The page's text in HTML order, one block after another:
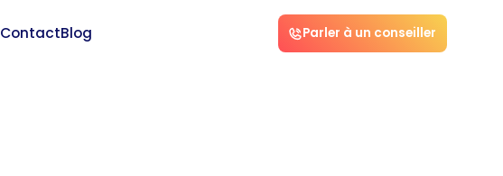
ContactBlog Parler à un conseiller